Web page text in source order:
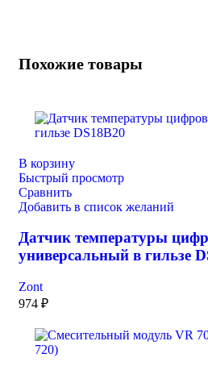
Похожие товары
В корзину
Быстрый просмотр
Сравнить
Добавить в список желаний
Датчик температуры
универсальный в гильзе
Zont
974 ₽